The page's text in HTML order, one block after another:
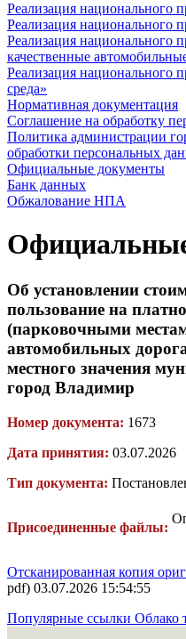
Реализация национального
Реализация национального
Реализация национального
качественные
Реализация национального
среда»
Нормативная документация
Соглашение на обработку
Политика администрации
обработки персональных
Официальные документы
Банк данных
Обжалование НПА
Об установлении
пользование на
(парковочными
автомобильных
местного значения
город Владимир
Номер документа: 1673
Дата принятия: 03.07.2026
Тип документа:
Присоединенные файлы:
Отсканированная копия
pdf) 03.07.2026 15:54:55
Популярные ссылки Облако